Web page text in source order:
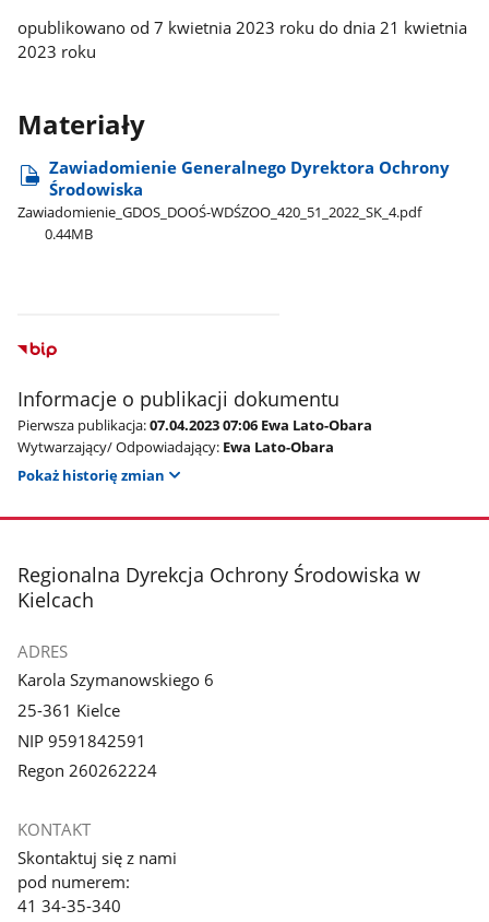
opublikowano od 7 kwietnia 2023 roku do dnia 21 kwietnia
2023 roku
Materiały
Zawiadomienie Generalnego Dyrektora Ochrony
Środowiska
Zawiadomienie​_GDOS​_DOOŚ-WDŚZOO​_420​_51​_2022​_SK​_4.pdf
0.44MB
Informacje o publikacji dokumentu
Pierwsza publikacja:07.04.2023 07:06 Ewa Lato-Obara
Wytwarzający/ Odpowiadający: Ewa Lato-Obara
Pokaż historię zmian
stopka
Regionalna Dyrekcja Ochrony Środowiska w
Kielcach
ADRES
Karola Szymanowskiego 6
25-361 Kielce
NIP 9591842591
Regon 260262224
KONTAKT
Skontaktuj się z nami
pod numerem:
41 34-35-340